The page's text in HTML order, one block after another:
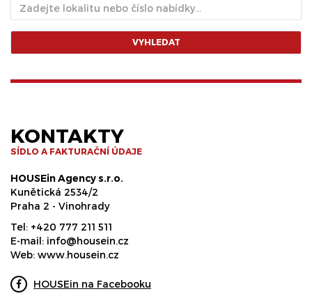
VYHLEDAT
KONTAKTY
SÍDLO A FAKTURAČNÍ ÚDAJE
HOUSEin Agency s.r.o.
Kunětická 2534/2
Praha 2 - Vinohrady
Tel: +420 777 211 511
E-mail: info@housein.cz
Web: www.housein.cz
HOUSEin na Facebooku